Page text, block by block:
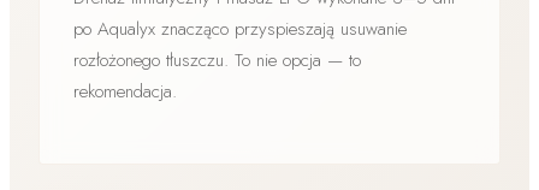
po Aqualyx znacząco przyspieszają usuwanie
rozłożonego tłuszczu. To nie opcja — to
rekomendacja.